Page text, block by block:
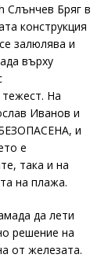
Слънчев Бряг в
конструкция
залюлява и
върху
На
Иванов и
и
е
така и на
на плажа.
да лети
решение на
от железата.